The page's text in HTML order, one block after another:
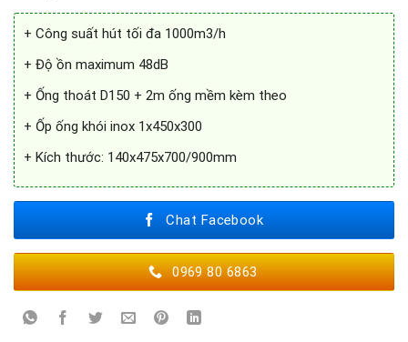
+ Công suất hút tối đa 1000m3/h
+ Độ ồn maximum 48dB
+ Ống thoát D150 + 2m ống mềm kèm theo
+ Ốp ống khói inox 1x450x300
+ Kích thước: 140x475x700/900mm
Chat Facebook
0969 80 6863